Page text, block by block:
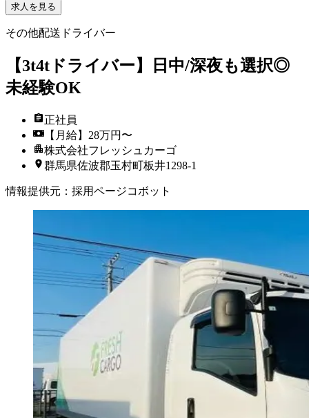
求人を見る
その他配送ドライバー
【3t4tドライバー】日中/深夜も選択◎
未経験OK
正社員
【月給】28万円〜
株式会社フレッシュカーゴ
群馬県佐波郡玉村町板井1298-1
情報提供元 ： 採用ページコボット